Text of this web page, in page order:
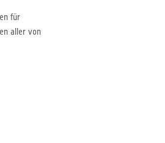
für
aller von